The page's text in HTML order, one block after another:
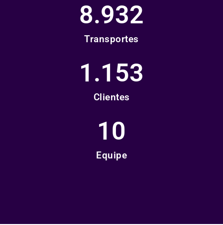
Transportes
8.932
Clientes
1.153
Equipe
10